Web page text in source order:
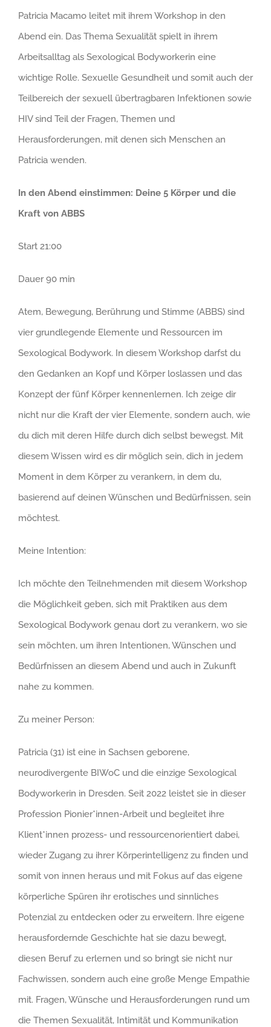
Patricia Macamo leitet mit ihrem Workshop in den
Abend ein. Das Thema Sexualität spielt in ihrem
Arbeitsalltag als Sexological Bodyworkerin eine
wichtige Rolle. Sexuelle Gesundheit und somit auch der
Teilbereich der sexuell übertragbaren Infektionen sowie
HIV sind Teil der Fragen, Themen und
Herausforderungen, mit denen sich Menschen an
Patricia wenden.
In den Abend einstimmen: Deine 5 Körper und die
Kraft von ABBS
Start 21:00
Dauer 90 min
Atem, Bewegung, Berührung und Stimme (ABBS) sind
vier grundlegende Elemente und Ressourcen im
Sexological Bodywork. In diesem Workshop darfst du
den Gedanken an Kopf und Körper loslassen und das
Konzept der fünf Körper kennenlernen. Ich zeige dir
nicht nur die Kraft der vier Elemente, sondern auch, wie
du dich mit deren Hilfe durch dich selbst bewegst. Mit
diesem Wissen wird es dir möglich sein, dich in jedem
Moment in dem Körper zu verankern, in dem du,
basierend auf deinen Wünschen und Bedürfnissen, sein
möchtest.
Meine Intention:
Ich möchte den Teilnehmenden mit diesem Workshop
die Möglichkeit geben, sich mit Praktiken aus dem
Sexological Bodywork genau dort zu verankern, wo sie
sein möchten, um ihren Intentionen, Wünschen und
Bedürfnissen an diesem Abend und auch in Zukunft
nahe zu kommen.
Zu meiner Person:
Patricia (31) ist eine in Sachsen geborene,
neurodivergente BIWoC und die einzige Sexological
Bodyworkerin in Dresden. Seit 2022 leistet sie in dieser
Profession Pionier*innen-Arbeit und begleitet ihre
Klient*innen prozess- und ressourcenorientiert dabei,
wieder Zugang zu ihrer Körperintelligenz zu finden und
somit von innen heraus und mit Fokus auf das eigene
körperliche Spüren ihr erotisches und sinnliches
Potenzial zu entdecken oder zu erweitern. Ihre eigene
herausfordernde Geschichte hat sie dazu bewegt,
diesen Beruf zu erlernen und so bringt sie nicht nur
Fachwissen, sondern auch eine große Menge Empathie
mit. Fragen, Wünsche und Herausforderungen rund um
die Themen Sexualität, Intimität und Kommunikation